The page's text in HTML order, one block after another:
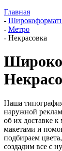
Главная
-
- Метро
- Некрасовка
Наша
наружной
об их доставке
макетами и
подбираем
создадим все с